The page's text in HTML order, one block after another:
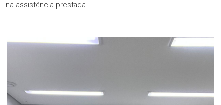
na assistência prestada.